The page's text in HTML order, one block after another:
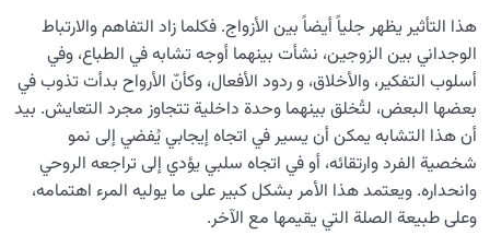
هذا التأثير يظهر جلياً أيضاً بين الأزواج. فكلما زاد التفاهم والارتباط
الوجداني بين الزوجين، نشأت بينهما أوجه تشابه في الطباع، وفي
أسلوب التفكير، والأخلاق، و ردود الأفعال، وكأنّ الأرواح بدأت تذوب في
بعضها البعض، لتُخلق بينهما وحدة داخلية تتجاوز مجرد التعايش. بيد
أن هذا التشابه يمكن أن يسير في اتجاه إيجابي يُفضي إلى نمو
شخصية الفرد وارتقائه، أو في اتجاه سلبي يؤدي إلى تراجعه الروحي
وانحداره. ويعتمد هذا الأمر بشكل كبير على ما يوليه المرء اهتمامه،
وعلى طبيعة الصلة التي يقيمها مع الآخر.